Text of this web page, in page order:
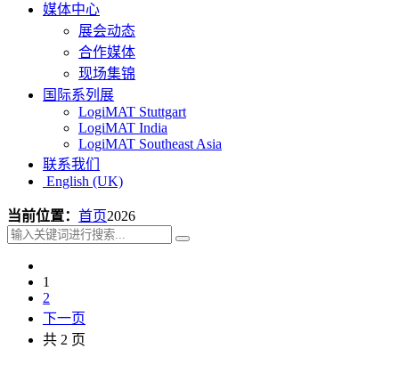
媒体中心
展会动态
合作媒体
现场集锦
国际系列展
LogiMAT Stuttgart
LogiMAT India
LogiMAT Southeast Asia
联系我们
English (UK)
当前位置： 首页2026
1
2
下一页
共 2 页